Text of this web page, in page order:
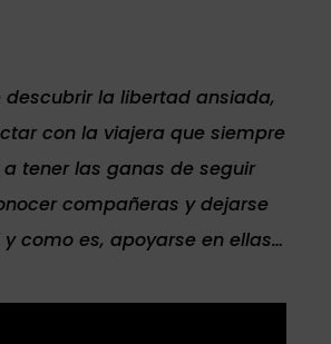
descubrir la libertad ansiada,
con la viajera que siempre
a tener las ganas de seguir
compañeras y dejarse
como es, apoyarse en ellas…